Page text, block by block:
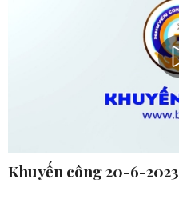
Khuyến công 20-6-2023